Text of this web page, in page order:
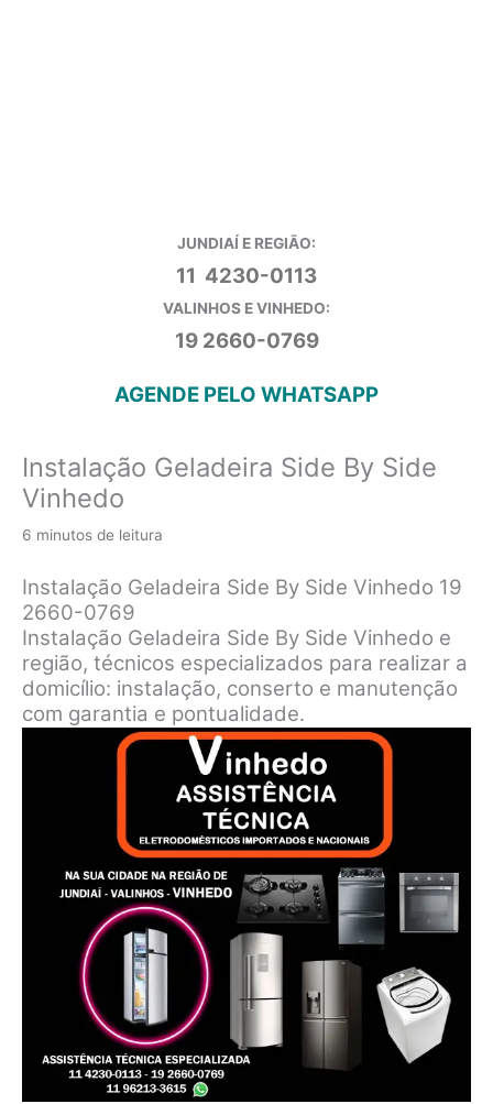
JUNDIAÍ E REGIÃO:
11 4230-0113
VALINHOS E VINHEDO:
19 2660-0769
AGENDE PELO WHATSAPP
Instalação Geladeira Side By Side
Vinhedo
6 minutos de leitura
Instalação Geladeira Side By Side Vinhedo 19
2660-0769
Instalação Geladeira Side By Side Vinhedo e
região, técnicos especializados para realizar a
domicílio: instalação, conserto e manutenção
com garantia e pontualidade.